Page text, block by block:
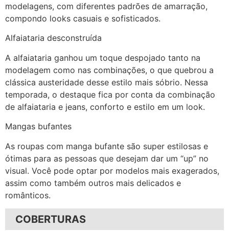
modelagens, com diferentes padrões de amarração,
compondo looks casuais e sofisticados.
Alfaiataria desconstruída
A alfaiataria ganhou um toque despojado tanto na
modelagem como nas combinações, o que quebrou a
clássica austeridade desse estilo mais sóbrio. Nessa
temporada, o destaque fica por conta da combinação
de alfaiataria e jeans, conforto e estilo em um look.
Mangas bufantes
As roupas com manga bufante são super estilosas e
ótimas para as pessoas que desejam dar um “up” no
visual. Você pode optar por modelos mais exagerados,
assim como também outros mais delicados e
românticos.
COBERTURAS